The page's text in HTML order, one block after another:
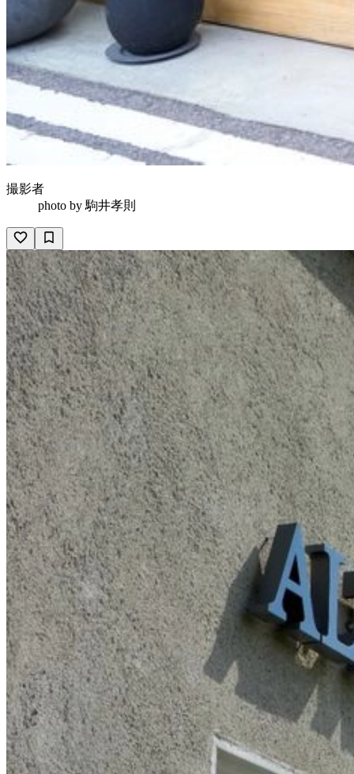
撮影者
photo by 駒井孝則